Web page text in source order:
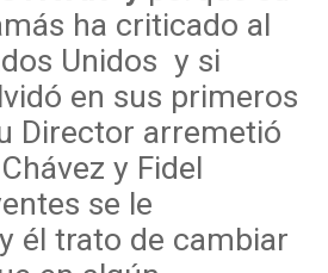
ha criticado al
Unidos y si
en sus primeros
Director arremetió
y Fidel
se le
él trato de cambiar